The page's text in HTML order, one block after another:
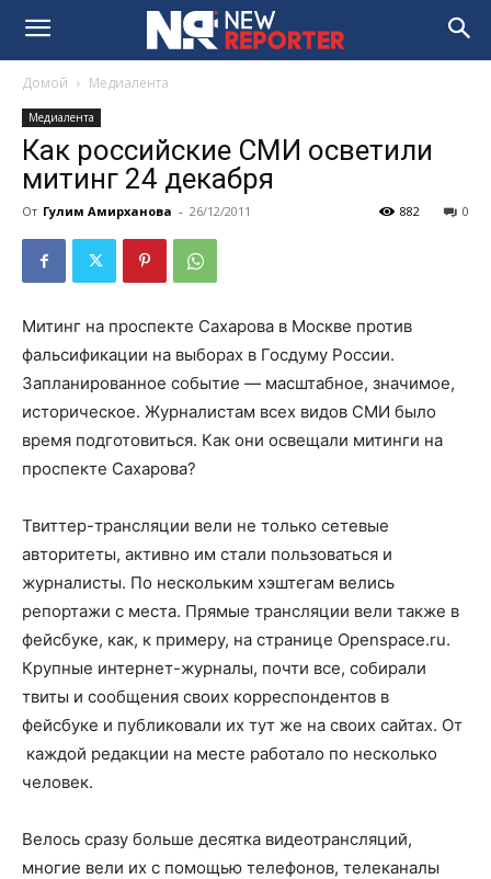
Домой Медиалента
Медиалента
Как российские СМИ осветили
митинг 24 декабря
От Гулим Амирханова - 26/12/2011 0
882
Митинг на проспекте Сахарова в Москве против
фальсификации на выборах в Госдуму России.
Запланированное событие — масштабное, значимое,
историческое. Журналистам всех видов СМИ было
время подготовиться. Как они освещали митинги на
проспекте Сахарова?
Твиттер-трансляции вели не только сетевые
авторитеты, активно им стали пользоваться и
журналисты. По нескольким хэштегам велись
репортажи с места. Прямые трансляции вели также в
фейсбуке, как, к примеру, на странице Openspace.ru.
Крупные интернет-журналы, почти все, собирали
твиты и сообщения своих корреспондентов в
фейсбуке и публиковали их тут же на своих сайтах. От
каждой редакции на месте работало по несколько
человек.
Велось сразу больше десятка видеотрансляций,
многие вели их с помощью телефонов, телеканалы